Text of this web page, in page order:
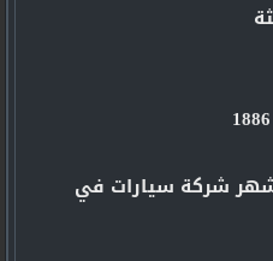
شركة سيارات في